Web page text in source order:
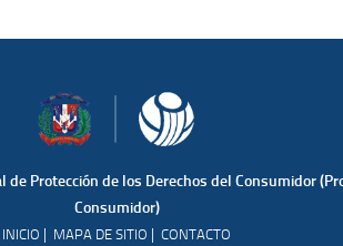
de Protección de los Derechos del Consumidor
Consumidor)
INICIO | MAPA DE SITIO | CONTACTO